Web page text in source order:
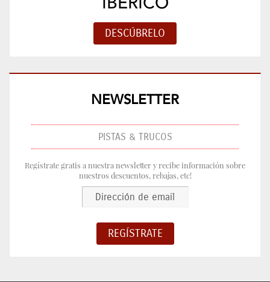
IBERICO
NEWSLETTER
PISTAS & TRUCOS
Regístrate gratis a nuestra newsletter y recibe información sobre
nuestros descuentos, rebajas, etc!